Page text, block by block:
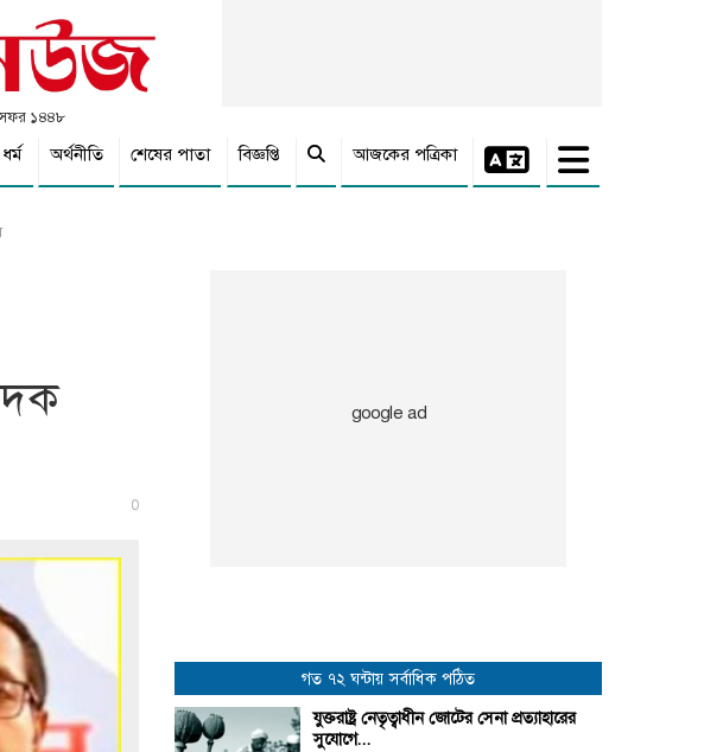
সফর ১৪৪৮
ধর্ম অর্থনীতি শেষের পাতা বিজ্ঞপ্তি আজকের পত্রিকা
0
গত ৭২ ঘন্টায় সর্বাধিক পঠিত
যুক্তরাষ্ট্র নেতৃত্বাধীন জোটের সেনা প্রত্যাহারের
সুযোগে...